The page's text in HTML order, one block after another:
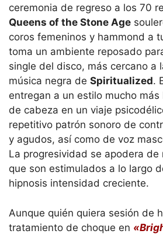
ceremonia de regreso a los 70
Queens of the Stone Age
coros femeninos y hammond a
toma un ambiente reposado
single del disco, más cercano a
música negra de Spiritualized.
entregan a un estilo mucho
de cabeza en un viaje
repetitivo patrón sonoro de
y agudos, así como de voz
La progresividad se apodera de
que son estimulados a lo largo
hipnosis intensidad creciente.
Aunque quién quiera sesión de
tratamiento de choque en